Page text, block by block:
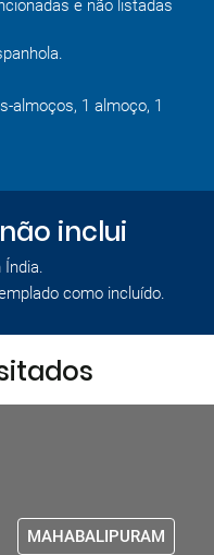
e não listadas
almoços, 1 almoço, 1
inclui
como incluído.
MAHABALIPURAM